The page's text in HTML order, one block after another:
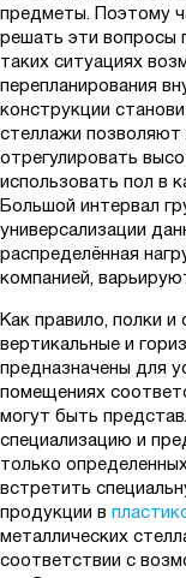
предметы. Поэтому
решать эти вопросы
таких ситуациях
перепланирования
конструкции
стеллажи позволяют
отрегулировать
использовать пол в
Большой интервал
универсализации
распределённая
компанией,
Как правило, полки
вертикальные и
предназначены для
помещениях
могут быть
специализацию и
только
встретить
продукции в
металлических
соответствии с